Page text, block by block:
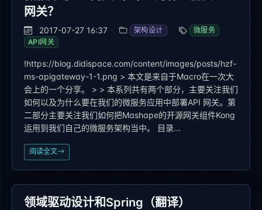
网关？
2017-07-27 16:37 架构设计
微服务
API网关
!https://blog.didispace.com/content/images/posts/hzf-
ms-apigateway-1-1.png > 本文是来自于Macro在一次大
会上的一个分享。 > > 本系列共有两个部分，主要关注我们
如何以及为什么要在我们的微服务应用中部署API 网关。第
二部分主要关注我们如何把Mashape的开源网关组件Kong
运用到我们自己的微服务架构当中。 目录...
阅读全文
领域驱动设计和Spring（翻译）